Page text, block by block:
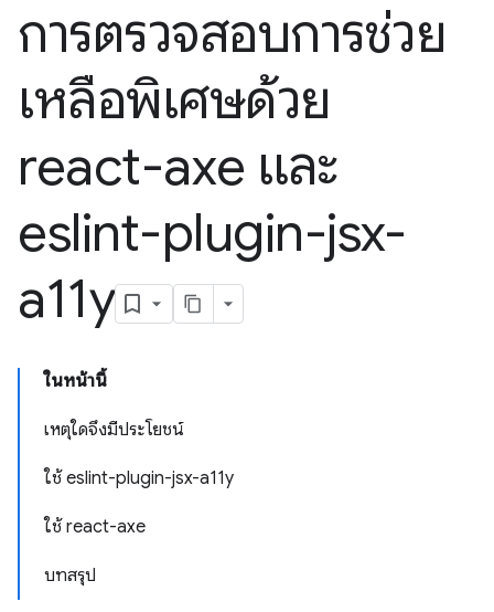
การตรวจสอบการช่วย
เหลือพิเศษด้วย
react-axe และ
eslint-plugin-jsx-
a11y
ในหน้านี้
เหตุใดจึงมีประโยชน์
ใช้ eslint-plugin-jsx-a11y
ใช้ react-axe
บทสรุป